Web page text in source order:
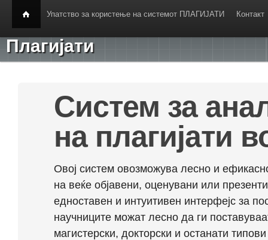
Упатство за користење на системот ПЛАГИЈАТИ Контакт
Плагијати
Систем за
на плагијати
Овој систем овозможува лесно и
на веќе објавени, оценувани или
едноставен и интуитивен интерфејс за
научниците можат лесно да ги
магистерски, докторски и останати